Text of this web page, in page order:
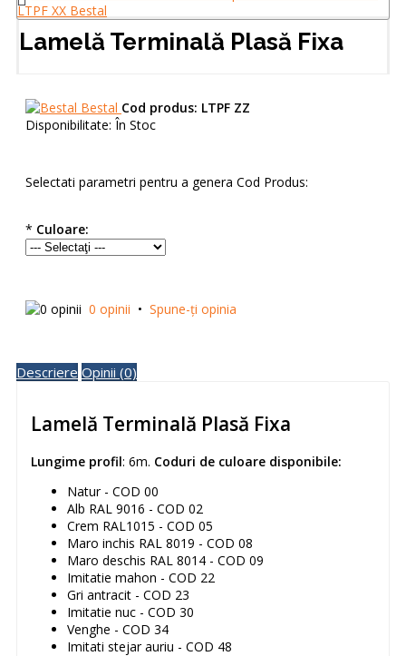
Lamelă Terminală Plasă Fixa
Bestal Cod produs: LTPF ZZ
Disponibilitate: În Stoc
Selectati parametri pentru a genera Cod Produs:
* Culoare:
0 opinii • Spune-ţi opinia
Descriere Opinii (0)
Lamelă Terminală Plasă Fixa
Lungime profil: 6m. Coduri de culoare disponibile:
Natur - COD 00
Alb RAL 9016 - COD 02
Crem RAL1015 - COD 05
Maro inchis RAL 8019 - COD 08
Maro deschis RAL 8014 - COD 09
Imitatie mahon - COD 22
Gri antracit - COD 23
Imitatie nuc - COD 30
Venghe - COD 34
Imitati stejar auriu - COD 48